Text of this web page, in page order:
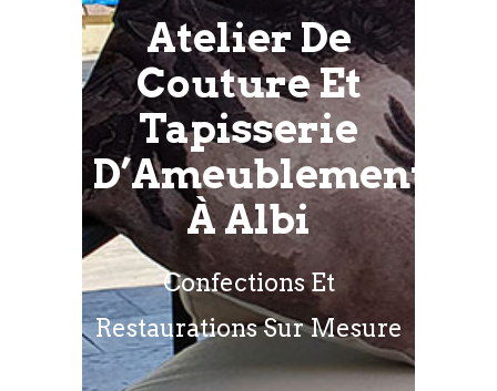
Atelier De
Couture Et
Tapisserie
D’Ameublement
À Albi
Confections Et
Restaurations Sur Mesure